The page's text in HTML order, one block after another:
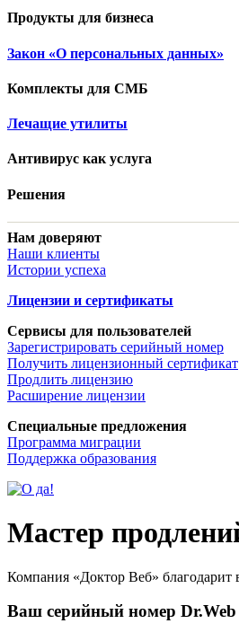
Продукты для бизнеса
Закон «О персональных данных»
Комплекты для СМБ
Лечащие утилиты
Антивирус как услуга
Решения
Нам доверяют
Наши клиенты
Истории успеха
Лицензии и сертификаты
Сервисы для пользователей
Зарегистрировать серийный номер
Получить лицензионный сертификат
Продлить лицензию
Расширение лицензии
Специальные предложения
Программа миграции
Поддержка образования
Мастер
Компания «Доктор Веб» благодарит
Ваш серийный номер Dr.Web